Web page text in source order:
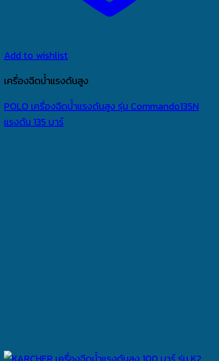
Add to wishlist
เครื่องฉีดน้ำแรงดันสูง
POLO เครื่องฉีดน้ำแรงดันสูง รุ่น Commando135N
แรงดัน 135 บาร์